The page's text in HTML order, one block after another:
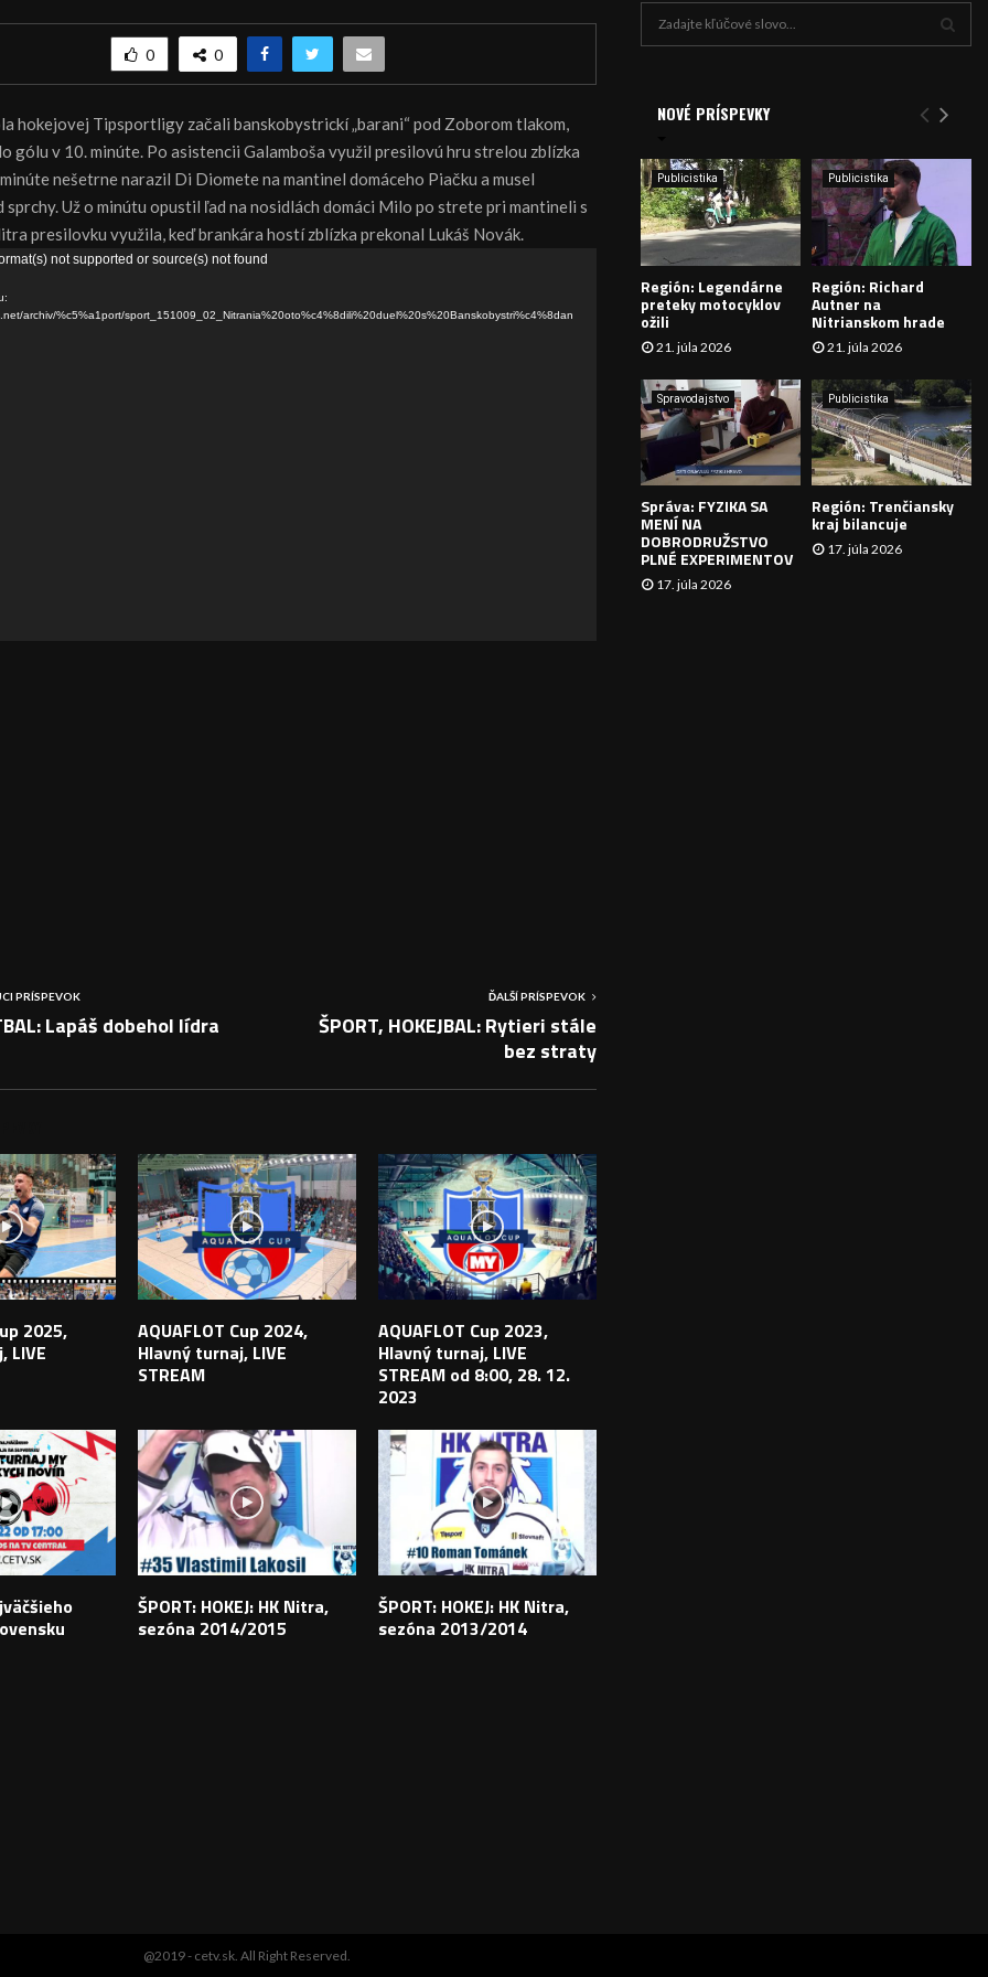
0 0
hokejovej Tipsportligy začali banskobystrickí „barani“ pod Zoborom tlakom,
gólu v 10. minúte. Po asistencii Galamboša využil presilovú hru strelou zblízka
nešetrne narazil Di Diomete na mantinel domáceho Piačku a musel
sprchy. Už o minútu opustil ľad na nosidlách domáci Milo po strete pri mantineli s
presilovku využila, keď brankára hostí zblízka prekonal Lukáš Novák.
not supported or source(s) not found
archiv/%c5%a1port/sport_151009_02_Nitrania%20oto%c4%8dili%20duel%20s%20Banskobystri%c4%8dan
PRÍSPEVOK
Lapáš dobehol lídra
ĎALŠÍ PRÍSPEVOK
ŠPORT, HOKEJBAL: Rytieri stále
bez straty
2025,
LIVE
AQUAFLOT Cup 2024,
Hlavný turnaj, LIVE
STREAM
AQUAFLOT Cup 2023,
Hlavný turnaj, LIVE
STREAM od 8:00, 28. 12.
2023
ŠPORT: HOKEJ: HK Nitra,
sezóna 2014/2015
ŠPORT: HOKEJ: HK Nitra,
sezóna 2013/2014
e
:
Y
H
A
Á
V
A
N
I
NOVÉ PRÍSPEVKY
Publicistika
Región: Legendárne
preteky motocyklov
ožili
21. júla 2026
Publicistika
Región: Richard
Autner na
Nitrianskom hrade
21. júla 2026
Spravodajstvo
Správa: FYZIKA SA
MENÍ NA
DOBRODRUŽSTVO
PLNÉ EXPERIMENTOV
17. júla 2026
Publicistika
Región: Trenčiansky
kraj bilancuje
17. júla 2026
@2019 - cetv.sk. All Right Reserved.